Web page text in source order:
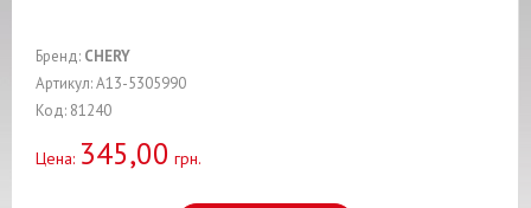
Бренд: CHERY
Артикул: A13-5305990
Код: 81240
Цена: 345,00 грн.